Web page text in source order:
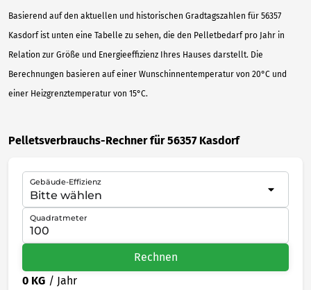
Basierend auf den aktuellen und historischen Gradtagszahlen für 56357
Kasdorf ist unten eine Tabelle zu sehen, die den Pelletbedarf pro Jahr in
Relation zur Größe und Energieeffizienz Ihres Hauses darstellt. Die
Berechnungen basieren auf einer Wunschinnentemperatur von 20°C und
einer Heizgrenztemperatur von 15°C.
Pelletsverbrauchs-Rechner für 56357 Kasdorf
Gebäude-Effizienz
Quadratmeter
Rechnen
0 KG / Jahr